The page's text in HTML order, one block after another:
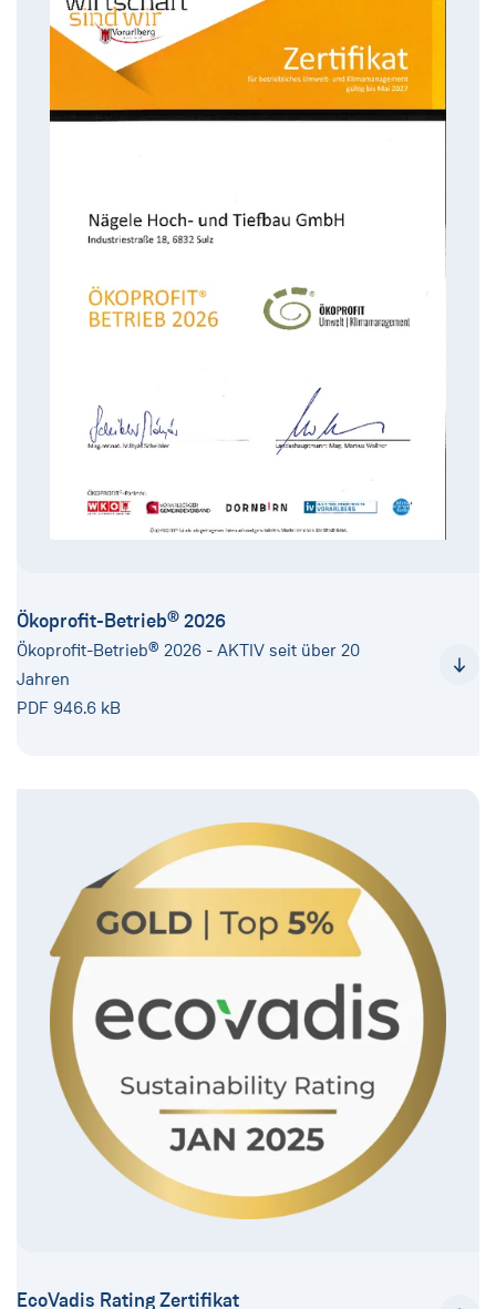
Ökoprofit-Betrieb® 2026
Ökoprofit-Betrieb® 2026 - AKTIV seit über 20
Jahren
PDF 946.6 kB
EcoVadis Rating Zertifikat